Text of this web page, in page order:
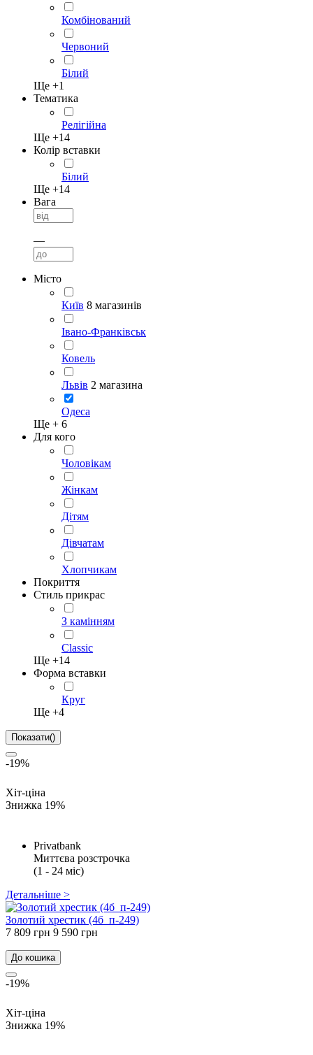
Комбінований
Червоний
Білий
Ще +1
Тематика
Релігійна
Ще +14
Колір вставки
Білий
Ще +14
Вага
—
Місто
Київ 8 магазинів
Івано-Франківськ
Ковель
Львів 2 магазина
Одеса
Ще + 6
Для кого
Чоловікам
Жінкам
Дітям
Дівчатам
Хлопчикам
Покриття
Стиль прикрас
З камінням
Classic
Ще +14
Форма вставки
Круг
Ще +4
Показати()
-19%
Хіт-ціна
Знижка 19%
Privatbank
Миттєва розстрочка
(1 - 24 міс)
Детальніше >
Золотий хрестик (4б_п-249)
7 809 грн 9 590 грн
До кошика
-19%
Хіт-ціна
Знижка 19%